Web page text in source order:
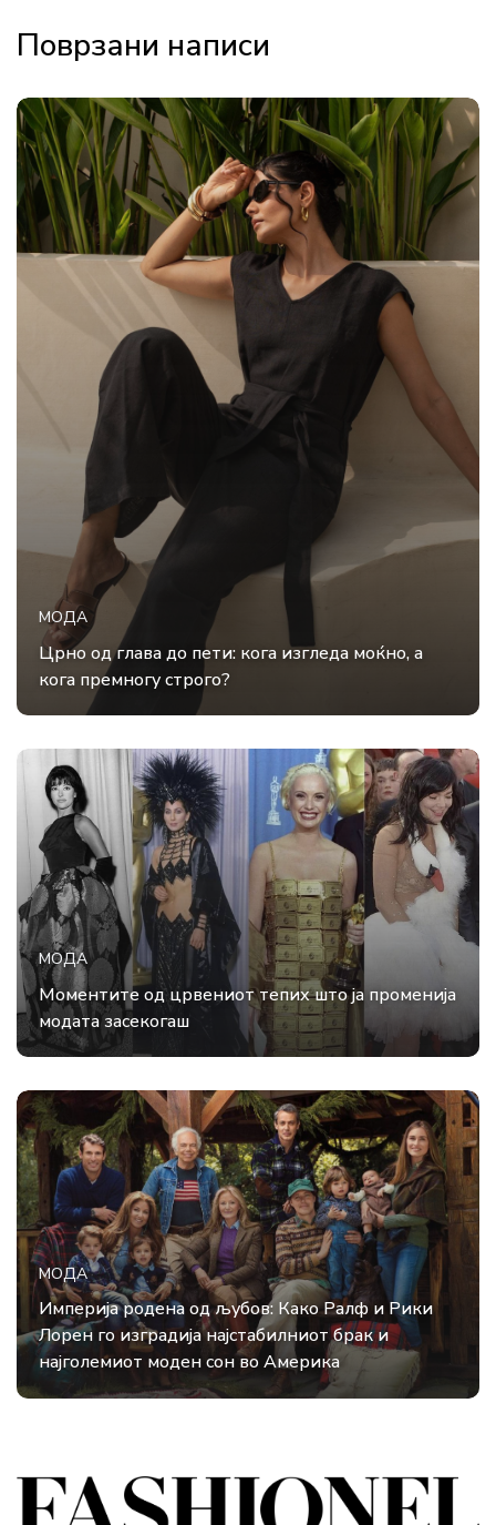
Поврзани написи
МОДА
Црно од глава до пети: кога изгледа моќно, а
кога премногу строго?
МОДА
Моментите од црвениот тепих што ја променија
модата засекогаш
МОДА
Империја родена од љубов: Како Ралф и Рики
Лорен го изградија најстабилниот брак и
најголемиот моден сон во Америка